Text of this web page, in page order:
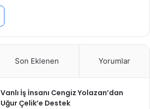
Son Eklenen Yorumlar
Vanlı İş İnsanı Cengiz Yolazan’dan
Uğur Çelik’e Destek